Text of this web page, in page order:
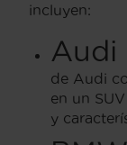
incluyen:
Audi
de Audi
en un
y